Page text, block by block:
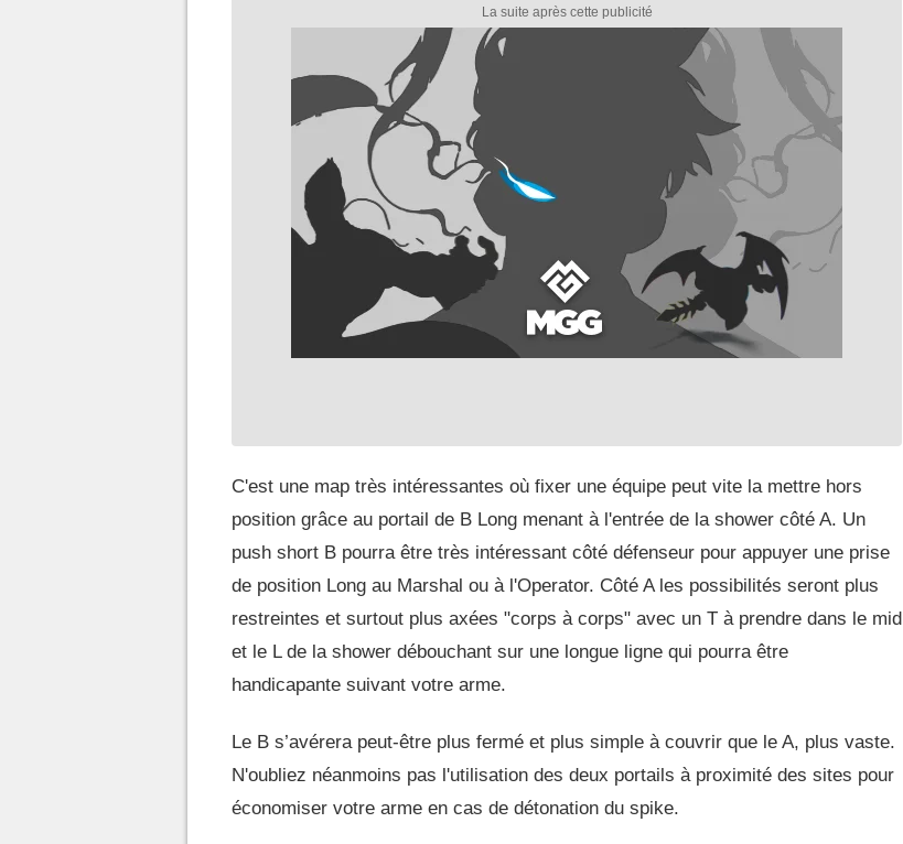
C'est une map très intéressantes où fixer une équipe peut vite la mettre hors
position grâce au portail de B Long menant à l'entrée de la shower côté A. Un
push short B pourra être très intéressant côté défenseur pour appuyer une prise
de position Long au Marshal ou à l'Operator. Côté A les possibilités seront plus
restreintes et surtout plus axées "corps à corps" avec un T à prendre dans le mid
et le L de la shower débouchant sur une longue ligne qui pourra être
handicapante suivant votre arme.
Le B s’avérera peut-être plus fermé et plus simple à couvrir que le A, plus vaste.
N'oubliez néanmoins pas l'utilisation des deux portails à proximité des sites pour
économiser votre arme en cas de détonation du spike.